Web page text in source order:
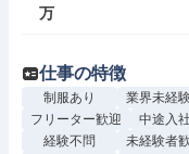
万
仕事の特徴
制服あり 業界未経
フリーター歓迎
中途入
経験不問
未経験者